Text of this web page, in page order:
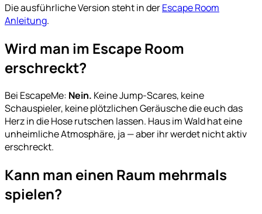
Die ausführliche Version steht in derEscape Room
Anleitung.
Wird man im Escape Room
erschreckt?
Bei EscapeMe: Nein. Keine Jump-Scares, keine
Schauspieler, keine plötzlichen Geräusche die euch das
Herz in die Hose rutschen lassen. Haus im Wald hat eine
unheimliche Atmosphäre, ja — aber ihr werdet nicht aktiv
erschreckt.
Kann man einen Raum mehrmals
spielen?